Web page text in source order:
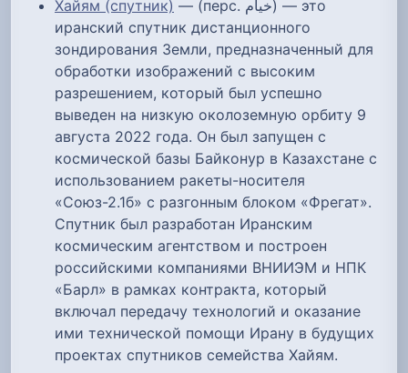
Хайям (спутник) — (перс. خیام‎) — это
иранский спутник дистанционного
зондирования Земли, предназначенный для
обработки изображений с высоким
разрешением, который был успешно
выведен на низкую околоземную орбиту 9
августа 2022 года. Он был запущен с
космической базы Байконур в Казахстане с
использованием ракеты-носителя
«Союз-2.1б» с разгонным блоком «Фрегат».
Спутник был разработан Иранским
космическим агентством и построен
российскими компаниями ВНИИЭМ и НПК
«Барл» в рамках контракта, который
включал передачу технологий и оказание
ими технической помощи Ирану в будущих
проектах спутников семейства Хайям.